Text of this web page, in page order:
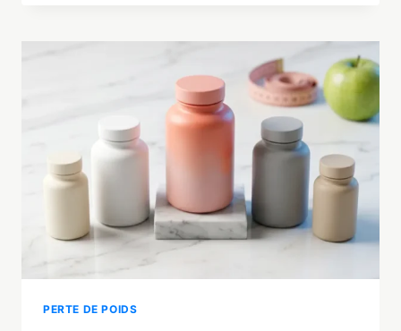
LEQUEL
COMPARATIF
PERTE DE POIDS